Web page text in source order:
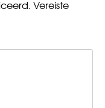
Vereiste